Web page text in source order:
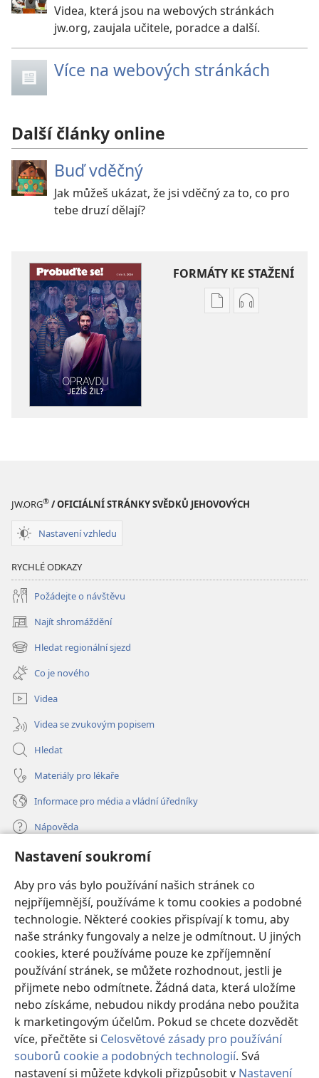
Nastavení soukromí
Aby pro vás bylo používání našich stránek co
nejpříjemnější, používáme k tomu cookies a podobné
technologie. Některé cookies přispívají k tomu, aby
naše stránky fungovaly a nelze je odmítnout. U jiných
cookies, které používáme pouze ke zpříjemnění
používání stránek, se můžete rozhodnout, jestli je
přijmete nebo odmítnete. Žádná data, která uložíme
nebo získáme, nebudou nikdy prodána nebo použita
k marketingovým účelům. Pokud se chcete dozvědět
více, přečtěte si Celosvětové zásady pro používání
souborů cookie a podobných technologií. Svá
nastavení si můžete kdykoli přizpůsobit v Nastavení
Videa, která jsou na webových stránkách
jw.org, zaujala učitele, poradce a další.
Více na webových stránkách
Další články online
Buď vděčný
Jak můžeš ukázat, že jsi vděčný za to, co pro
tebe druzí dělají?
FORMÁTY KE STAŽENÍ
FormátyFormáty
JW.ORG® / OFICIÁLNÍ STRÁNKY SVĚDKŮ JEHOVOVÝCH
Nastavení vzhledu
RYCHLÉ ODKAZY
Požádejte o návštěvu
Najít shromáždění
(otevřeno
nové
okno)
Hledat regionální sjezd
(otevřeno
nové
okno)
Co je nového
Videa
Videa se zvukovým popisem
Hledat
Materiály pro lékaře
Informace pro média a vládní úředníky
Nápověda
Dary
nové
okno) ONLINE KNIHOVNA Strážné věže
(otevřeno
nové
okno)JW Hub®
(otevřeno
nové
okno)JW Library
Watchtower Library
Copyright© 2026 Watch Tower Bible and Tract Society of Pennsylvania.